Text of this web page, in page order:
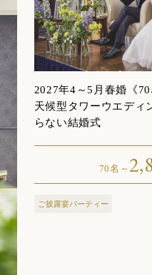
2027年4～5月春婚《
天候型タワーウエディ
らない結婚式
70名～
ご披露宴パーティー